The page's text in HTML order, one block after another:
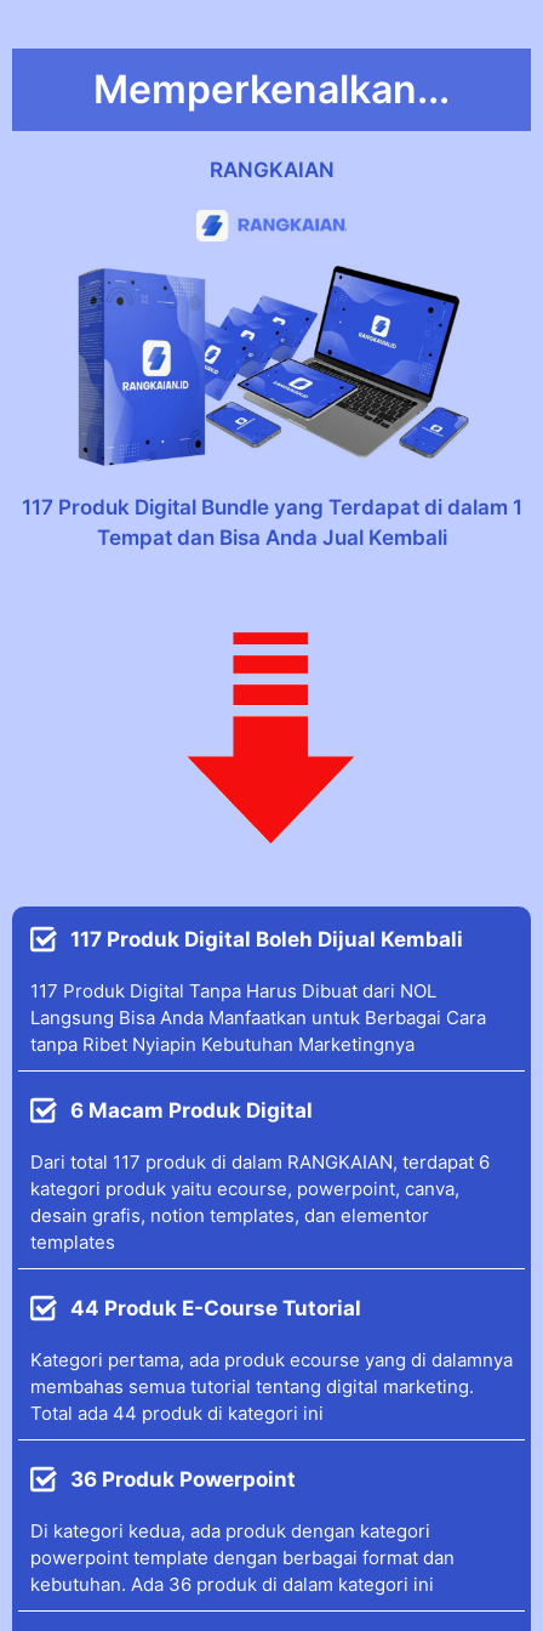
Memperkenalkan...
RANGKAIAN
117 Produk Digital Bundle yang Terdapat di dalam 1
Tempat dan Bisa Anda Jual Kembali
117 Produk Digital Boleh Dijual Kembali
117 Produk Digital Tanpa Harus Dibuat dari NOL
Langsung Bisa Anda Manfaatkan untuk Berbagai Cara
tanpa Ribet Nyiapin Kebutuhan Marketingnya
6 Macam Produk Digital
Dari total 117 produk di dalam RANGKAIAN, terdapat 6
kategori produk yaitu ecourse, powerpoint, canva,
desain grafis, notion templates, dan elementor
templates
44 Produk E-Course Tutorial
Kategori pertama, ada produk ecourse yang di dalamnya
membahas semua tutorial tentang digital marketing.
Total ada 44 produk di kategori ini
36 Produk Powerpoint
Di kategori kedua, ada produk dengan kategori
powerpoint template dengan berbagai format dan
kebutuhan. Ada 36 produk di dalam kategori ini